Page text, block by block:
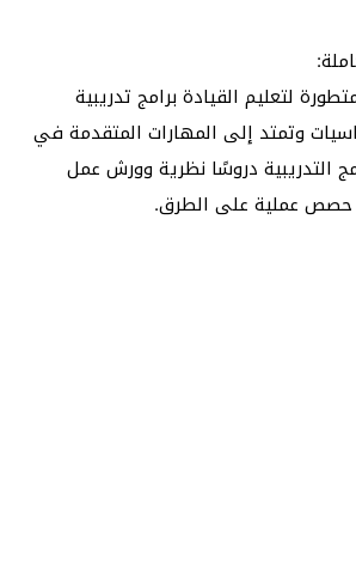
لتعليم القيادة برامج تدريبية
وتمتد إلى المهارات المتقدمة في
التدريبية دروسًا نظرية وورش عمل
حصص عملية على الطرق.